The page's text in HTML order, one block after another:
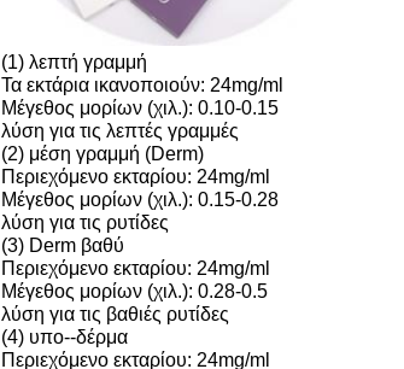
(1) λεπτή γραμμή
Τα εκτάρια ικανοποιούν: 24mg/ml
Μέγεθος μορίων (χιλ.): 0.10-0.15
λύση για τις λεπτές γραμμές
(2) μέση γραμμή (Derm)
Περιεχόμενο εκταρίου: 24mg/ml
Μέγεθος μορίων (χιλ.): 0.15-0.28
λύση για τις ρυτίδες
(3) Derm βαθύ
Περιεχόμενο εκταρίου: 24mg/ml
Μέγεθος μορίων (χιλ.): 0.28-0.5
λύση για τις βαθιές ρυτίδες
(4) υπο--δέρμα
Περιεχόμενο εκταρίου: 24mg/ml